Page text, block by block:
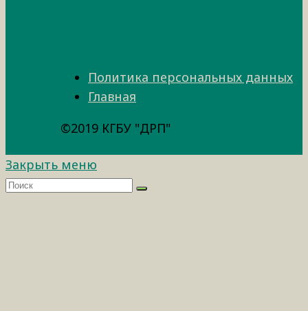
Политика персональных данных
Главная
©2019 КГБУ "ДРП"
Закрыть меню